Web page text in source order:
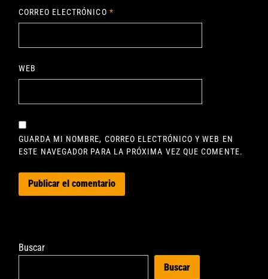
CORREO ELECTRÓNICO *
WEB
GUARDA MI NOMBRE, CORREO ELECTRÓNICO Y WEB EN
ESTE NAVEGADOR PARA LA PRÓXIMA VEZ QUE COMENTE.
Buscar
Buscar